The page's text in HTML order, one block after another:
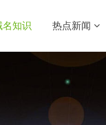
名知识 热点新闻